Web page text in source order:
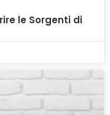
le Sorgenti di